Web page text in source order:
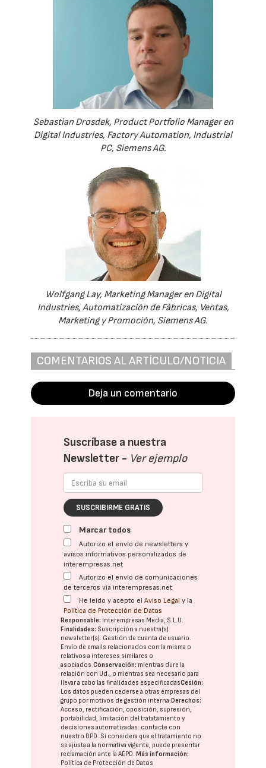
Sebastian Drosdek, Product Portfolio Manager en
Digital Industries, Factory Automation, Industrial
PC, Siemens AG.
Wolfgang Lay, Marketing Manager en Digital
Industries, Automatización de Fábricas, Ventas,
Marketing y Promoción, Siemens AG.
COMENTARIOS AL ARTÍCULO/NOTICIA
Deja un comentario
Suscríbase a nuestra
Newsletter - Ver ejemplo
SUSCRIBIRME GRATIS
Marcar todos
Autorizo el envío de newsletters y
avisos informativos personalizados de
interempresas.net
Autorizo el envío de comunicaciones
de terceros vía interempresas.net
He leído y acepto elAviso Legal y la
Política de Protección de Datos
Responsable: Interempresas Media, S.L.U.
Finalidades: Suscripción a nuestra(s)
newsletter(s). Gestión de cuenta de usuario.
Envío de emails relacionados con la misma o
relativos a intereses similares o
asociados.Conservación: mientras dure la
relación con Ud., o mientras sea necesario para
llevar a cabo las finalidades especificadasCesión:
Los datos pueden cederse a otras empresas del
grupo por motivos de gestión interna. Derechos:
Acceso, rectificación, oposición, supresión,
portabilidad, limitación del tratatamiento y
decisiones automatizadas: contacte con
nuestro DPD. Si considera que el tratamiento no
se ajusta a la normativa vigente, puede presentar
reclamación ante laAEPD. Más información:
Política de Protección de Datos